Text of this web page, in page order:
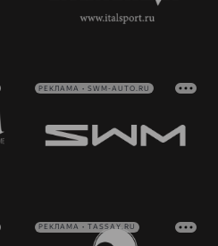
РЕКЛАМА • SWM-AUTO.RU
РЕКЛАМА • TASSAY.RU